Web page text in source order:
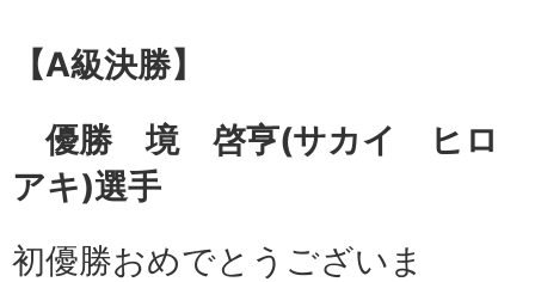
【A級決勝】
優勝 境 啓亨(サカイ ヒロ
アキ)選手
初優勝おめでとうございま